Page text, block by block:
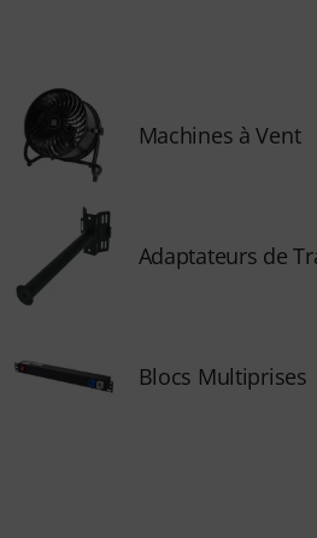
Machines à Vent
Adaptateurs de
Blocs Multiprises